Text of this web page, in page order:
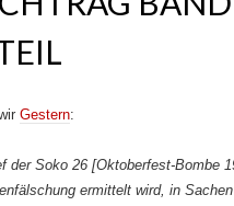
Gestern:
der Soko 26 [Oktoberfest-Bombe
ermittelt wird, in